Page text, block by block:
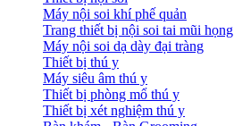
Máy nội soi khí phế quản
Trang thiết bị nội soi tai mũi họng
Máy nội soi dạ dày đại tràng
Thiết bị thú y
Máy siêu âm thú y
Thiết bị phòng mổ thú y
Thiết bị xét nghiệm thú y